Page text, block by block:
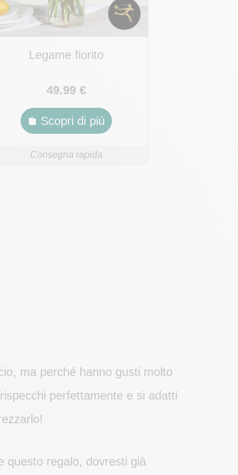
Legame fiorito
49.99 €
Scopri di più
Consegna rapida
ma perché hanno gusti molto
perfettamente e si adatti
questo regalo, dovresti già